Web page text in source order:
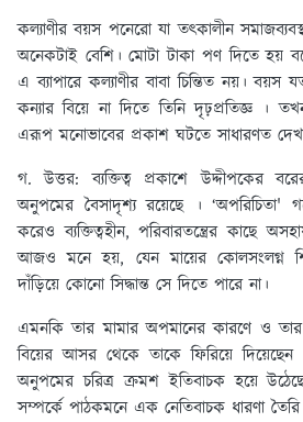
কল্যাণীর বয়স পনেরো যা তৎকালীন
অনেকটাই বেশি। মোটা টাকা পণ দিতে হয়
এ ব্যাপারে কল্যাণীর বাবা চিন্তিত নয়।
কন্যার বিয়ে না দিতে তিনি দৃঢ়প্রতিজ্ঞ ।
এরূপ মনোভাবের প্রকাশ ঘটতে সাধারণত
গ. উত্তর:ব্যক্তিত্ব প্রকাশে উদ্দীপকের
অনুপমের বৈসাদৃশ্য রয়েছে । ‘অপরিচিতা'
করেও ব্যক্তিত্বহীন, পরিবারতন্ত্রের কাছে
আজও মনে হয়, যেন মায়ের কোলসংলগ্ন
দাঁড়িয়ে কোনো সিদ্ধান্ত সে দিতে পারে না।
এমনকি তার মামার অপমানের কারণে ও তার
বিয়ের আসর থেকে তাকে ফিরিয়ে
অনুপমের চরিত্র ক্রমশ ইতিবাচক হয়ে
সম্পর্কে পাঠকমনে এক নেতিবাচক ধারণা